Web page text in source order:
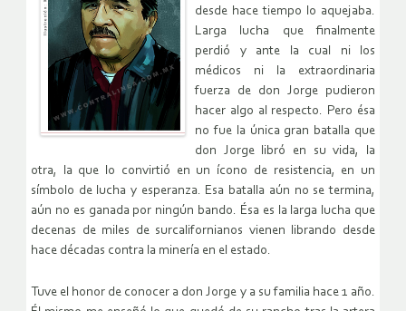
desde hace tiempo lo aquejaba.
Larga lucha que finalmente
perdió y ante la cual ni los
médicos ni la extraordinaria
fuerza de don Jorge pudieron
hacer algo al respecto. Pero ésa
no fue la única gran batalla que
don Jorge libró en su vida, la
otra, la que lo convirtió en un ícono de resistencia, en un
símbolo de lucha y esperanza. Esa batalla aún no se termina,
aún no es ganada por ningún bando. Ésa es la larga lucha que
decenas de miles de surcalifornianos vienen librando desde
hace décadas contra la minería en el estado.
Tuve el honor de conocer a don Jorge y a su familia hace 1 año.